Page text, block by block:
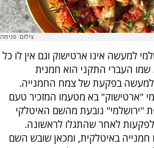
צילום: פנימה
למעשה אינו ארטישוק וגם אין לו כל
שמו העברי התקני הוא חמנית
למעשה בפקעת של צמח החמנייה.
"ארטישוק" בא מטעמו המזכיר טעם
"ירושלמי" נובעת מהשם האיטלקי
לאחר שהתגלו לראשונה.
באיטלקית, ומכאן שובש השם